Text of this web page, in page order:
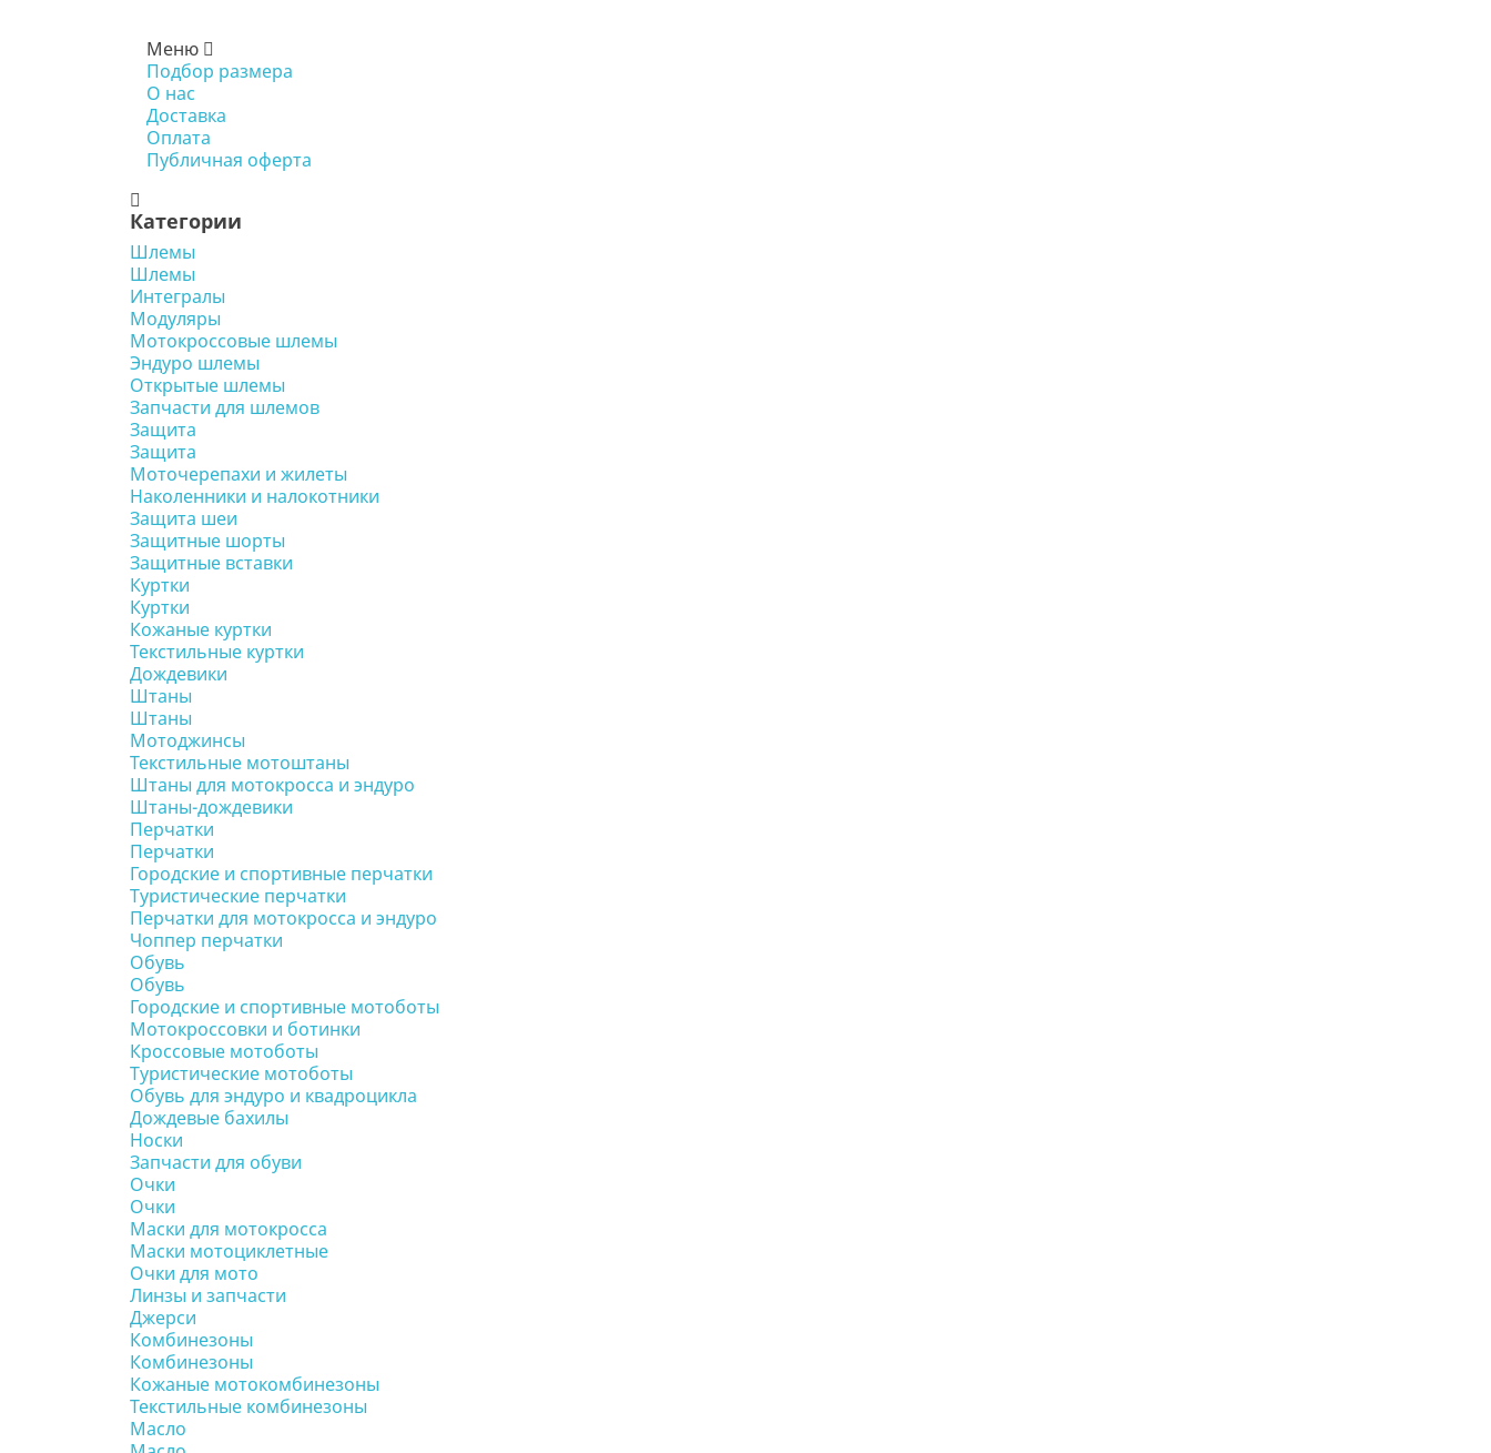
Меню
Подбор размера
О нас
Доставка
Оплата
Публичная оферта
Категории
Шлемы
Шлемы
Интегралы
Модуляры
Мотокроссовые шлемы
Эндуро шлемы
Открытые шлемы
Запчасти для шлемов
Защита
Защита
Моточерепахи и жилеты
Наколенники и налокотники
Защита шеи
Защитные шорты
Защитные вставки
Куртки
Куртки
Кожаные куртки
Текстильные куртки
Дождевики
Штаны
Штаны
Мотоджинсы
Текстильные мотоштаны
Штаны для мотокросса и эндуро
Штаны-дождевики
Перчатки
Перчатки
Городские и спортивные перчатки
Туристические перчатки
Перчатки для мотокросса и эндуро
Чоппер перчатки
Обувь
Обувь
Городские и спортивные мотоботы
Мотокроссовки и ботинки
Кроссовые мотоботы
Туристические мотоботы
Обувь для эндуро и квадроцикла
Дождевые бахилы
Носки
Запчасти для обуви
Очки
Очки
Маски для мотокросса
Маски мотоциклетные
Очки для мото
Линзы и запчасти
Джерси
Комбинезоны
Комбинезоны
Кожаные мотокомбинезоны
Текстильные комбинезоны
Масло